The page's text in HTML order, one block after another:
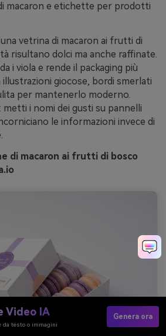
macaron e etichette per prodotti
vetrina di macaron ai frutti di
risultano dolci ma anche raffinate.
i viola e rende il packaging più
giocose, bordi smerlati
per mantenerlo moderno.
i nomi dei gusti su pannelli
le informazioni invece di
di macaron ai frutti di bosco
Video IA
da testo o immagini
Genera ora